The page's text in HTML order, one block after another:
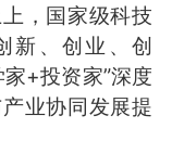
，国家级科技
新、创业、创
+投资家”深度
业协同发展提